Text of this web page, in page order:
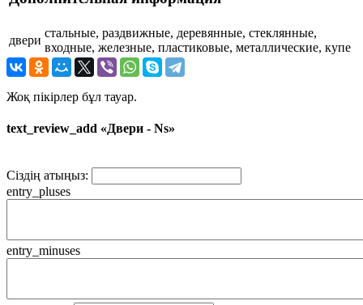
двери
стальные, раздвижные, деревянные, стеклянные,
входные, железные, пластиковые, металлические, купе
Жоқ пікірлер бұл тауар.
text_review_add «Двери - Ns»
Сіздің атыңыз:
entry_pluses
entry_minuses